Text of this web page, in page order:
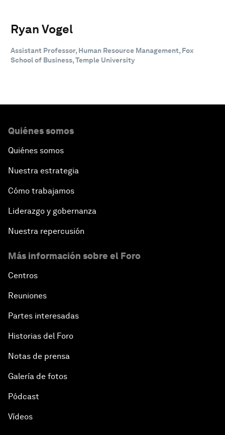
Ryan Vogel
Assistant Professor, Human Resource Management, Fox
School of Business, Temple University
Quiénes somos
Quiénes somos
Nuestra estrategia
Cómo trabajamos
Liderazgo y gobernanza
Nuestra repercusión
Más información sobre el Foro
Centros
Reuniones
Partes interesadas
Historias del Foro
Notas de prensa
Galería de fotos
Pódcast
Vídeos